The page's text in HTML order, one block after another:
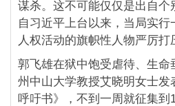
谋杀。这不可能仅仅是出自
自习近平上台以来，当局实行
人权活动的旗帜性人物严厉
郭飞雄在狱中饱受虐待、生
州中山大学教授艾晓明女士
呼吁书》，不到一周就征集